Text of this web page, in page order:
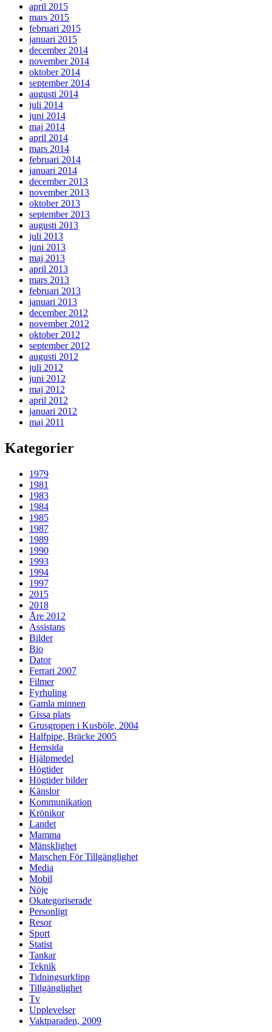
april 2015
mars 2015
februari 2015
januari 2015
december 2014
november 2014
oktober 2014
september 2014
augusti 2014
juli 2014
juni 2014
maj 2014
april 2014
mars 2014
februari 2014
januari 2014
december 2013
november 2013
oktober 2013
september 2013
augusti 2013
juli 2013
juni 2013
maj 2013
april 2013
mars 2013
februari 2013
januari 2013
december 2012
november 2012
oktober 2012
september 2012
augusti 2012
juli 2012
juni 2012
maj 2012
april 2012
januari 2012
maj 2011
Kategorier
1979
1981
1983
1984
1985
1987
1989
1990
1993
1994
1997
2015
2018
Åre 2012
Assistans
Bilder
Bio
Dator
Ferrari 2007
Filmer
Fyrhuling
Gamla minnen
Gissa plats
Grusgropen i Kusböle, 2004
Halfpipe, Bräcke 2005
Hemsida
Hjälpmedel
Högtider
Högtider bilder
Känslor
Kommunikation
Krönikor
Landet
Mamma
Mänsklighet
Marschen För Tillgänglighet
Media
Mobil
Nöje
Okategoriserade
Personligt
Resor
Sport
Statist
Tankar
Teknik
Tidningsurklipp
Tillgänglighet
Tv
Upplevelser
Vaktparaden, 2009